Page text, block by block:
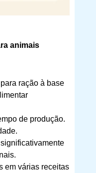
animais
ração à base
de produção.
em várias receitas